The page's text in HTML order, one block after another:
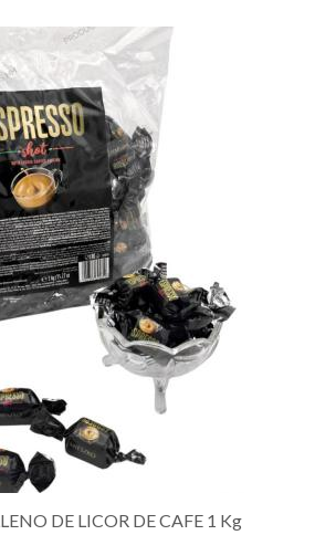
DE LICOR DE CAFE 1 Kg